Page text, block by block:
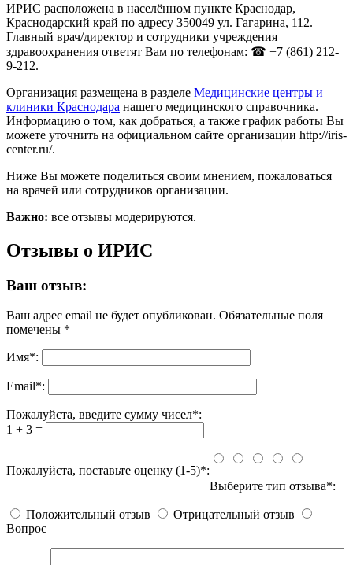
ИРИС расположена в населённом пункте Краснодар,
Краснодарский край по адресу 350049 ул. Гагарина, 112.
Главный врач/директор и сотрудники учреждения
здравоохранения ответят Вам по телефонам: ☎ +7 (861) 212-
9-212.
Организация размещена в разделе Медицинские центры и
клиники Краснодара нашего медицинского справочника.
Информацию о том, как добраться, а также график работы Вы
можете уточнить на официальном сайте организации http://iris-
center.ru/.
Ниже Вы можете поделиться своим мнением, пожаловаться
на врачей или сотрудников организации.
Важно: все отзывы модерируются.
Отзывы о ИРИС
Ваш отзыв:
Ваш адрес email не будет опубликован. Обязательные поля
помечены *
Имя*:
Email*:
Пожалуйста, введите сумму чисел*:
1 + 3 =
Пожалуйста, поставьте оценку (1-5)*:
Выберите тип отзыва*:
Положительный отзыв
Отрицательный отзыв
Вопрос